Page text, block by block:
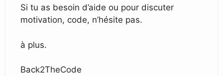
Si tu as besoin d’aide ou pour discuter
motivation, code, n’hésite pas.
à plus.
Back2TheCode